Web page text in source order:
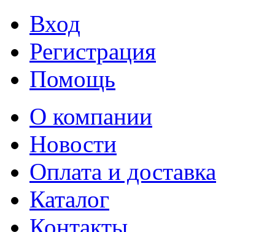
Вход
Регистрация
Помощь
О компании
Новости
Оплата и доставка
Каталог